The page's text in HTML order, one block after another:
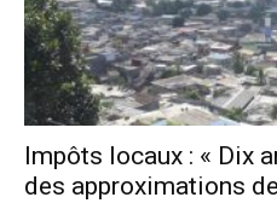
Impôts locaux : « Dix
des approximations